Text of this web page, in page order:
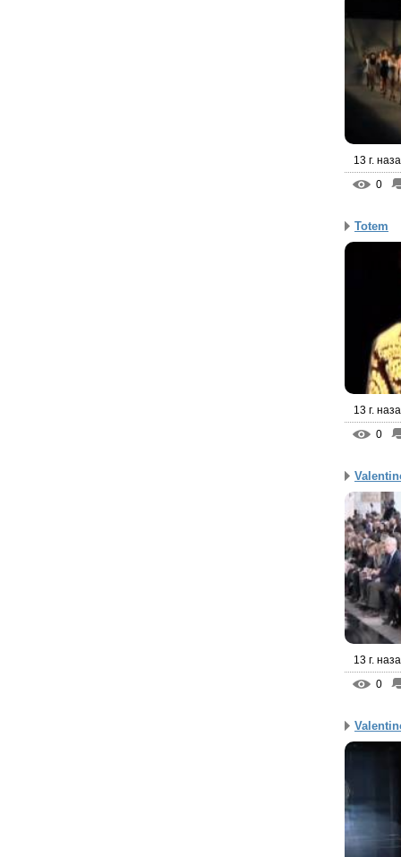
13 г.
0
Totem
13 г.
0
13 г.
0